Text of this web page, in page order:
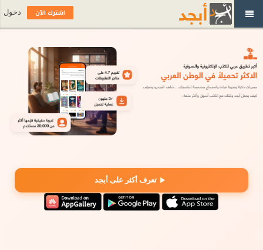
تعرف أكثر على أبجد
اشترك الآن دخول